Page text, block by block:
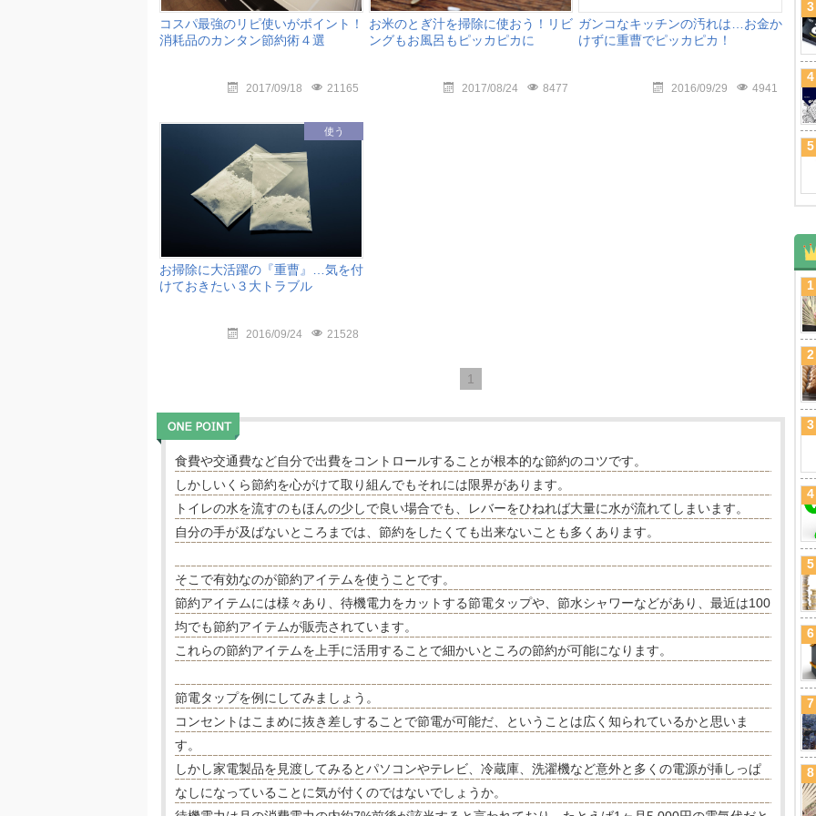
コスパ最強のリピ使いがポイント！
消耗品のカンタン節約術４選
2017/09/18 21165
お米のとぎ汁を掃除に使おう！リビ
ングもお風呂もピッカピカに
2017/08/24 8477
ガンコなキッチンの汚れは…お金か
けずに重曹でピッカピカ！
2016/09/29 4941
使う
お掃除に大活躍の『重曹』…気を付
けておきたい３大トラブル
2016/09/24 21528
1
食費や交通費など自分で出費をコントロールすることが根本的な節約のコツです。
しかしいくら節約を心がけて取り組んでもそれには限界があります。
トイレの水を流すのもほんの少しで良い場合でも、レバーをひねれば大量に水が流れてしまいます。
自分の手が及ばないところまでは、節約をしたくても出来ないことも多くあります。
そこで有効なのが節約アイテムを使うことです。
節約アイテムには様々あり、待機電力をカットする節電タップや、節水シャワーなどがあり、最近は100
均でも節約アイテムが販売されています。
これらの節約アイテムを上手に活用することで細かいところの節約が可能になります。
節電タップを例にしてみましょう。
コンセントはこまめに抜き差しすることで節電が可能だ、ということは広く知られているかと思いま
す。
しかし家電製品を見渡してみるとパソコンやテレビ、冷蔵庫、洗濯機など意外と多くの電源が挿しっぱ
なしになっていることに気が付くのではないでしょうか。
3
4
5
1
2
3
4
5
6
7
8